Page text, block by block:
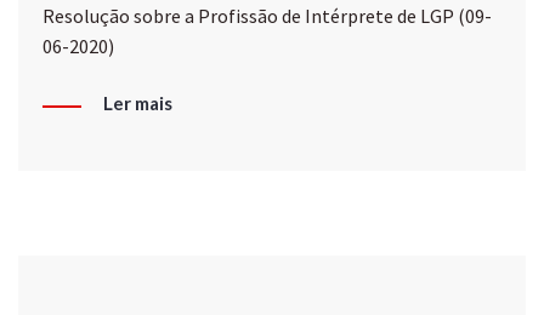
Resolução sobre a Profissão de Intérprete de LGP (09-
06-2020)
Ler mais